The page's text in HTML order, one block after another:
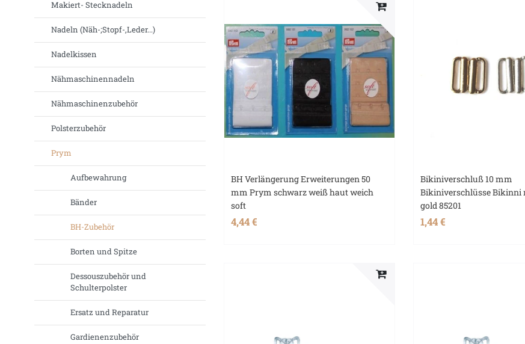
Makiert- Stecknadeln
Nadeln (Näh-;Stopf-,Leder...)
Nadelkissen
Nähmaschinennadeln
Nähmaschinenzubehör
Polsterzubehör
Prym
Aufbewahrung
Bänder
BH-Zubehör
Borten und Spitze
Dessouszubehör und
Schulterpolster
Ersatz und Reparatur
Gardienenzubehör
BH Verlängerung Erweiterungen 50
mm Prym schwarz weiß haut weich
soft
4,44 €
Bikiniverschluß 10 mm
Bikiniverschlüsse Bikinni
gold 85201
1,44 €